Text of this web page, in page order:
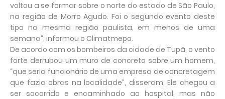
voltou a se formar sobre o norte do estado de São Paulo,
na região de Morro Agudo. Foi o segundo evento deste
tipo na mesma região paulista, em menos de uma
semana”, informou o Climatmepo.
De acordo com os bombeiros da cidade de Tupã, o vento
forte derrubou um muro de concreto sobre um homem,
“que seria funcionário de uma empresa de concretagem
que fazia obras na localidade”, disseram. Ele chegou a
ser socorrido e encaminhado ao hospital, mas não